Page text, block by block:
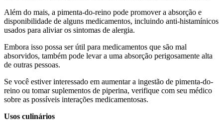
Além do mais, a pimenta-do-reino pode promover a absorção e
disponibilidade de alguns medicamentos, incluindo anti-histamínicos
usados ​​para aliviar os sintomas de alergia.
Embora isso possa ser útil para medicamentos que são mal
absorvidos, também pode levar a uma absorção perigosamente alta
de outras pessoas.
Se você estiver interessado em aumentar a ingestão de pimenta-do-
reino ou tomar suplementos de piperina, verifique com seu médico
sobre as possíveis interações medicamentosas.
Usos culinários